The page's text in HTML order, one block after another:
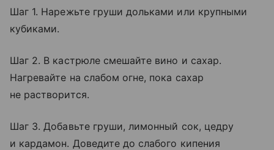
Шаг 1. Нарежьте груши дольками или крупными
кубиками.
Шаг 2. В кастрюле смешайте вино и сахар.
Нагревайте на слабом огне, пока сахар
не растворится.
Шаг 3. Добавьте груши, лимонный сок, цедру
и кардамон. Доведите до слабого кипения